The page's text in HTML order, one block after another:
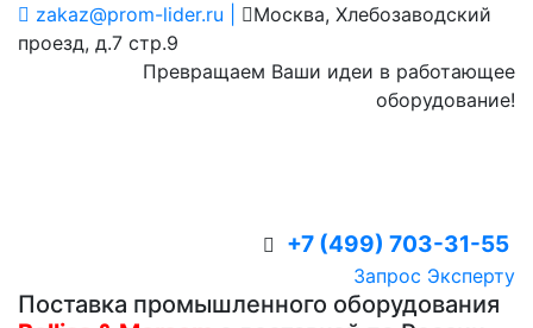
zakaz@prom-lider.ru |
Москва, Хлебозаводский
проезд, д.7 стр.9
Превращаем Ваши идеи в работающее
оборудование!
+7 (499) 703-31-55
Запрос Эксперту
Поставка промышленного оборудования